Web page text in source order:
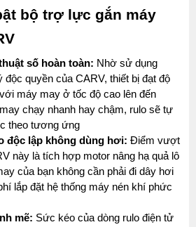
bộ trợ lực gắn máy
số hoàn toàn: Nhờ sử dụng
độc quyền của CARV, thiết bị đạt độ
máy may ở tốc độ cao lên đến
chạy nhanh hay chậm, rulo sẽ tự
theo tương ứng
độc lập không dùng hơi: Điểm vượt
này là tích hợp motor nâng hạ quả lô
của bạn không cần phải đi dây hơi
lắp đặt hệ thống máy nén khí phức
mẽ: Sức kéo của dòng rulo điện tử